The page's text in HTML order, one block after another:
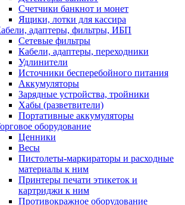
Счетчики банкнот и монет
Ящики, лотки для кассира
адаптеры, фильтры, ИБП
Сетевые фильтры
Кабели, адаптеры, переходники
Удлинители
Источники бесперебойного питания
Аккумуляторы
Зарядные устройства, тройники
Хабы (разветвители)
Портативные аккумуляторы
оборудование
Ценники
Весы
Пистолеты-маркираторы и расходные
материалы к ним
Принтеры печати этикеток и
картриджи к ним
Противокражное оборудование